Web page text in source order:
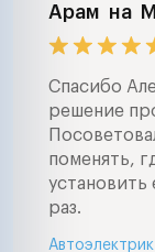
Арам на
Спасибо
решение
поменять,
установить
раз.